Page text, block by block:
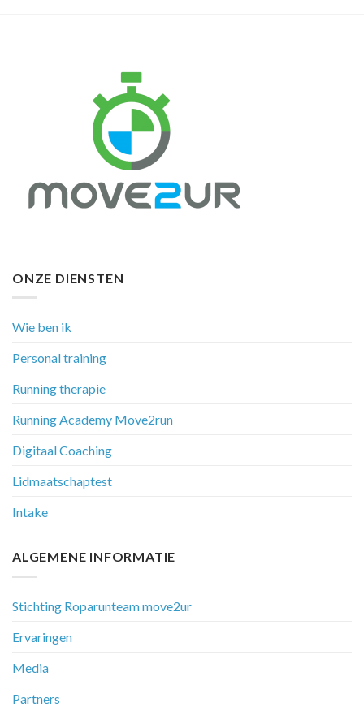
ONZE DIENSTEN
Wie ben ik
Personal training
Running therapie
Running Academy Move2run
Digitaal Coaching
Lidmaatschaptest
Intake
ALGEMENE INFORMATIE
Stichting Roparunteam move2ur
Ervaringen
Media
Partners